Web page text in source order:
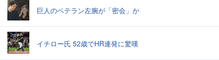
巨人のベテラン左腕が「密会」か
イチロー氏 52歳でHR連発に驚嘆